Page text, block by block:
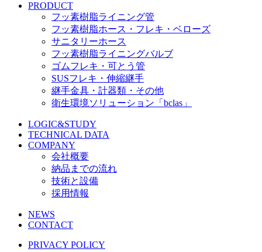
PRODUCT
フッ素樹脂ライニング管
フッ素樹脂ホース・フレキ・ベローズ
サニタリーホース
フッ素樹脂ライニングバルブ
ゴムフレキ・可とう管
SUSフレキ・伸縮継手
継手金具・計器類・その他
衛生環境ソリューション「bclas」
LOGIC&STUDY
TECHNICAL DATA
COMPANY
会社概要
納品までの流れ
技術と設備
採用情報
NEWS
CONTACT
PRIVACY POLICY